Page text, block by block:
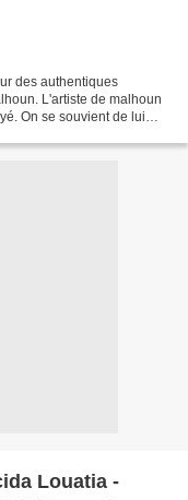
des authentiques
L'artiste de malhoun
On se souvient de lui
Louatia -